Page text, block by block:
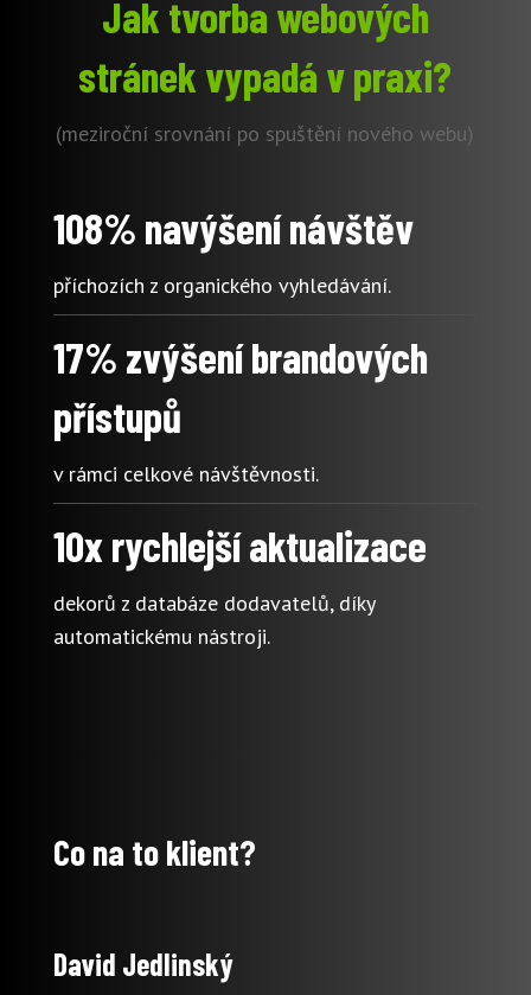
Jak tvorba webových
stránek vypadá v praxi?
(meziroční srovnání po spuštění nového webu)
108% navýšení návštěv
příchozích z organického vyhledávání.
17% zvýšení brandových
přístupů
v rámci celkové návštěvnosti.
10x rychlejší aktualizace
dekorů z databáze dodavatelů, díky
automatickému nástroji.
Co na to klient?
David Jedlinský